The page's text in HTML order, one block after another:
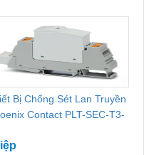
Bị Chống Sét Lan Truyền
Contact PLT-SEC-T3-